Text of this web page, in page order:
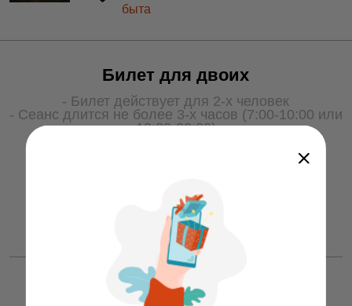
быта
Билет для двоих
- Билет действует для 2-х человек
- Сеанс длится не более 3-х часов (7:00-10:00 или
19:00-22:00)